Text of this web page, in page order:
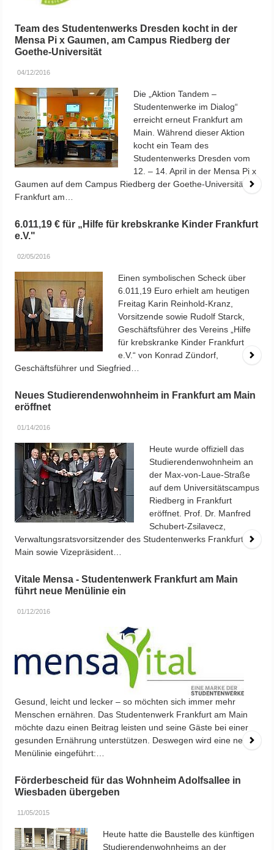
Team des Studentenwerks Dresden kocht in der
Mensa Pi x Gaumen, am Campus Riedberg der
Goethe-Universität
04/12/2016
Die „Aktion Tandem –
Studentenwerke im Dialog“
erreicht erneut Frankfurt am
Main. Während dieser Aktion
kocht ein Team des
Studentenwerks Dresden vom
12. – 14. April in der Mensa Pi x
Gaumen auf dem Campus Riedberg der Goethe-Universität
Frankfurt am…
6.011,19 € für „Hilfe für krebskranke Kinder Frankfurt
e.V."
02/05/2016
Einen symbolischen Scheck über
6.011,19 Euro erhielt am heutigen
Freitag Karin Reinhold-Kranz,
Vorsitzende sowie Rudolf Starck,
Geschäftsführer des Vereins „Hilfe
für krebskranke Kinder Frankfurt
e.V.“ von Konrad Zündorf,
Geschäftsführer und Siegfried…
Neues Studierendenwohnheim in Frankfurt am Main
eröffnet
01/14/2016
Heute wurde offiziell das
Studierendenwohnheim an
der Max-von-Laue-Straße
auf dem Universitätscampus
Riedberg in Frankfurt
eröffnet. Prof. Dr. Manfred
Schubert-Zsilavecz,
Verwaltungsratsvorsitzender des Studentenwerks Frankfurt am
Main sowie Vizepräsident…
Vitale Mensa - Studentenwerk Frankfurt am Main
führt neue Menülinie ein
01/12/2016
Gesund, leicht und lecker – so möchten sich immer mehr
Menschen ernähren. Das Studentenwerk Frankfurt am Main
möchte dazu einen Beitrag leisten und seine Gäste bei einer
gesunden Ernährung unterstützen. Deswegen wird eine neue
Menülinie eingeführt:…
Förderbescheid für das Wohnheim Adolfsallee in
Wiesbaden übergeben
11/05/2015
Heute hatte die Baustelle des künftigen
Studierendenwohnheims an der